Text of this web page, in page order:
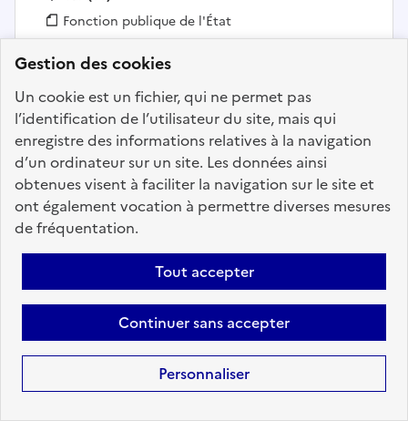
Gestion des cookies
Un cookie est un fichier, qui ne permet pas
l’identification de l’utilisateur du site, mais qui
enregistre des informations relatives à la navigation
d’un ordinateur sur un site. Les données ainsi
obtenues visent à faciliter la navigation sur le site et
ont également vocation à permettre diverses mesures
de fréquentation.
Tout accepter
Continuer sans accepter
Personnaliser
Fonction publique :
Fonction publique de l'État
En ligne depuis le 11 mai 2026
Ajouter aux favoris : AGENT EN VOIRIE RESEAUX
Précédent 1 87 88 89
90
Aller à la page